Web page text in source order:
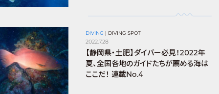
DIVING | DIVING SPOT
2022.7.28
【静岡県・土肥】ダイバー必見！2022年
夏、全国各地のガイドたちが薦める海は
ここだ！ 連載No.4